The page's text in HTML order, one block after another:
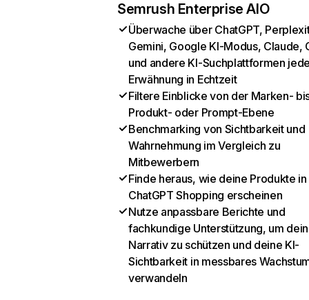
Semrush Enterprise AIO
Überwache über ChatGPT,
Gemini, Google KI-Modus, Claude,
und andere KI-Suchplattformen
Erwähnung in Echtzeit
Filtere Einblicke von der Marken-
Produkt- oder Prompt-Ebene
Benchmarking von Sichtbarkeit und
Wahrnehmung im Vergleich zu
Mitbewerbern
Finde heraus, wie deine Produkte in
ChatGPT Shopping erscheinen
Nutze anpassbare Berichte und
fachkundige Unterstützung, um dein
Narrativ zu schützen und deine KI-
Sichtbarkeit in messbares
verwandeln